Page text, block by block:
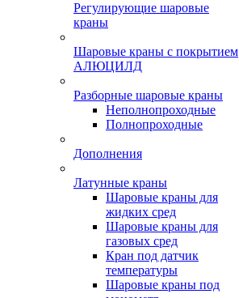
Регулирующие шаровые
краны
Шаровые краны с покрытием
АЛЮЦИЛД
Разборные шаровые краны
Неполнопроходные
Полнопроходные
Дополнения
Латунные краны
Шаровые краны для
жидких сред
Шаровые краны для
газовых сред
Кран под датчик
температуры
Шаровые краны под